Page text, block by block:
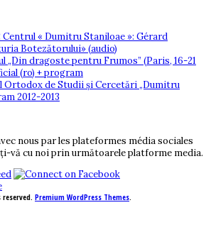
Centrul « Dumitru Staniloae »: Gérard
Botezătorului» (audio)
„Din dragoste pentru Frumos” (Paris, 16-21
(ro) + program
Ortodox de Studii și Cercetări „Dumitru
2012-2013
nous par les plateformes média sociales
vă cu noi prin următoarele platforme media.
Premium WordPress Themes.